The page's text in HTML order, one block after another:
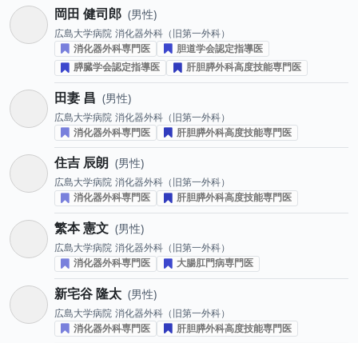
岡田 健司郎 男性
広島大学病院 消化器外科（旧第一外科）
消化器外科専門医
胆道学会認定指導医
膵臓学会認定指導医
肝胆膵外科高度技能専門医
田妻 昌 男性
広島大学病院 消化器外科（旧第一外科）
消化器外科専門医
肝胆膵外科高度技能専門医
住吉 辰朗 男性
広島大学病院 消化器外科（旧第一外科）
消化器外科専門医
肝胆膵外科高度技能専門医
繁本 憲文 男性
広島大学病院 消化器外科（旧第一外科）
消化器外科専門医
大腸肛門病専門医
新宅谷 隆太 男性
広島大学病院 消化器外科（旧第一外科）
消化器外科専門医
肝胆膵外科高度技能専門医